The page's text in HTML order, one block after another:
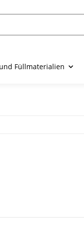
Füllmaterialien